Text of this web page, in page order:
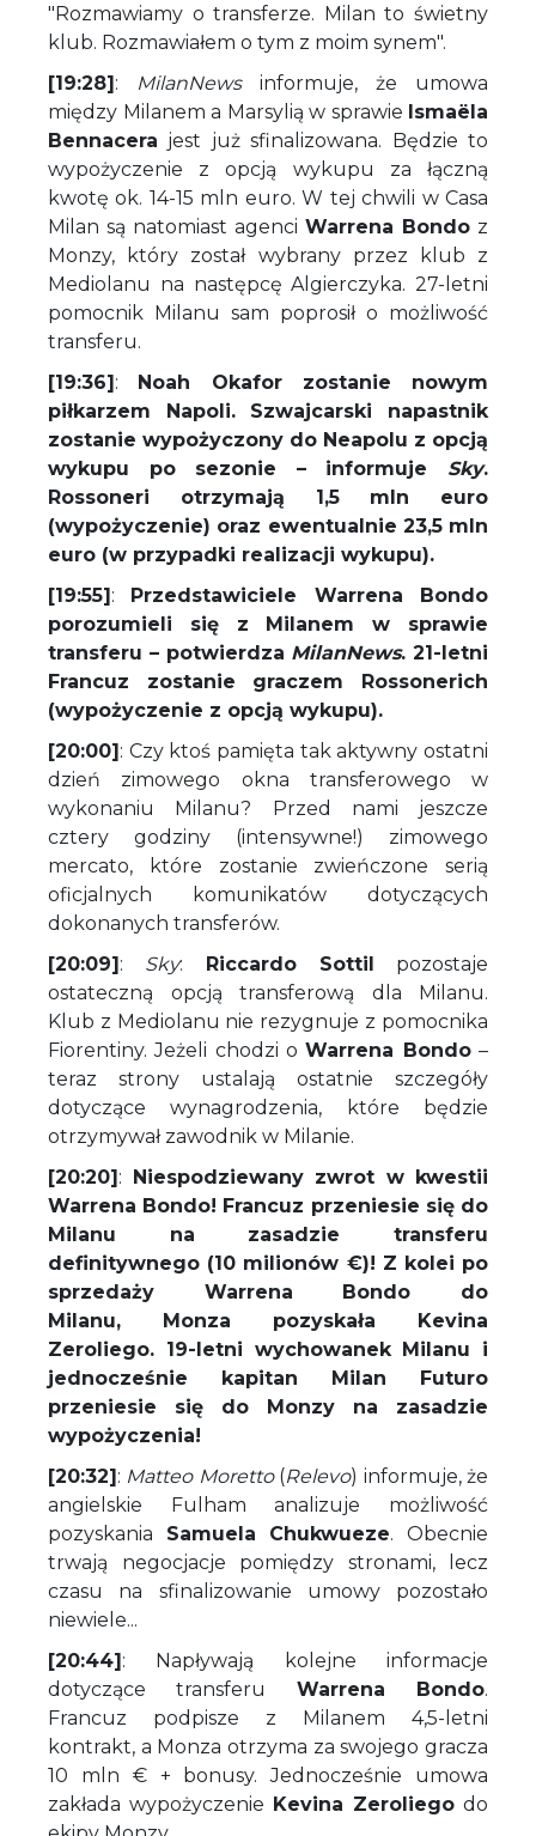
"Rozmawiamy o transferze. Milan to świetny
klub. Rozmawiałem o tym z moim synem".
[19:28]: MilanNewsinformuje, że umowa
między Milanem a Marsylią w sprawie Ismaëla
Bennacera jest już sfinalizowana. Będzie to
wypożyczenie z opcją wykupu za łączną
kwotę ok. 14-15 mln euro. W tej chwili w Casa
Milan są natomiast agenci Warrena Bondo z
Monzy, który został wybrany przez klub z
Mediolanu na następcę Algierczyka. 27-letni
pomocnik Milanu sam poprosił o możliwość
transferu.
[19:36]: Noah Okafor zostanie nowym
piłkarzem Napoli. Szwajcarski napastnik
zostanie wypożyczony do Neapolu z opcją
wykupu po sezonie – informuje Sky.
Rossoneri otrzymają 1,5 mln euro
(wypożyczenie) oraz ewentualnie 23,5 mln
euro (w przypadki realizacji wykupu).
[19:55]: Przedstawiciele Warrena Bondo
porozumieli się z Milanem w sprawie
transferu – potwierdza MilanNews. 21-letni
Francuz zostanie graczem Rossonerich
(wypożyczenie z opcją wykupu).
[20:00]: Czy ktoś pamięta tak aktywny ostatni
dzień zimowego okna transferowego w
wykonaniu Milanu? Przed nami jeszcze
cztery godziny (intensywne!) zimowego
mercato, które zostanie zwieńczone serią
oficjalnych komunikatów dotyczących
dokonanych transferów.
[20:09]: Sky: Riccardo Sottil pozostaje
ostateczną opcją transferową dla Milanu.
Klub z Mediolanu nie rezygnuje z pomocnika
Fiorentiny. Jeżeli chodzi oWarrena Bondo–
teraz strony ustalają ostatnie szczegóły
dotyczące wynagrodzenia, które będzie
otrzymywał zawodnik w Milanie.
[20:20]: Niespodziewany zwrot w kwestii
Warrena Bondo! Francuz przeniesie się do
Milanu na zasadzie transferu
definitywnego (10 milionów €)! Z kolei po
sprzedaży Warrena Bondo do
Milanu, Monza pozyskała Kevina
Zeroliego. 19-letni wychowanek Milanu i
jednocześnie kapitan Milan Futuro
przeniesie się do Monzy na zasadzie
wypożyczenia!
[20:32]: Matteo Moretto(Relevo) informuje, że
angielskie Fulham analizuje możliwość
pozyskania Samuela Chukwueze. Obecnie
trwają negocjacje pomiędzy stronami, lecz
czasu na sfinalizowanie umowy pozostało
niewiele...
[20:44]: Napływają kolejne informacje
dotyczące transferu Warrena Bondo.
Francuz podpisze z Milanem 4,5-letni
kontrakt, a Monza otrzyma za swojego gracza
10 mln € + bonusy. Jednocześnie umowa
zakłada wypożyczenie Kevina Zeroliego do